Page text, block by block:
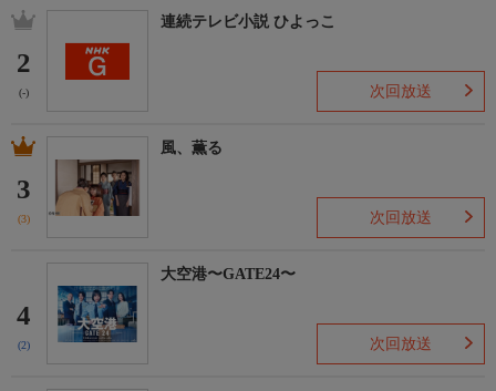
2
(-)
連続テレビ小説 ひよっこ
次回放送
3
(3)
風、薫る
次回放送
4
(2)
大空港〜GATE24〜
次回放送